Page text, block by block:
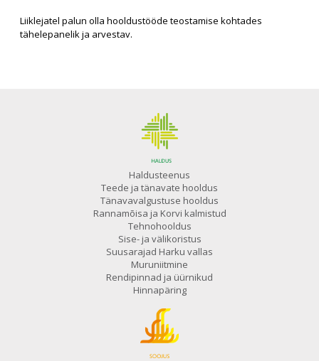
Liiklejatel palun olla hooldustööde teostamise kohtades
tähelepanelik ja arvestav.
Haldusteenus
Teede ja tänavate hooldus
Tänavavalgustuse hooldus
Rannamõisa ja Korvi kalmistud
Tehnohooldus
Sise- ja välikoristus
Suusarajad Harku vallas
Muruniitmine
Rendipinnad ja üürnikud
Hinnapäring